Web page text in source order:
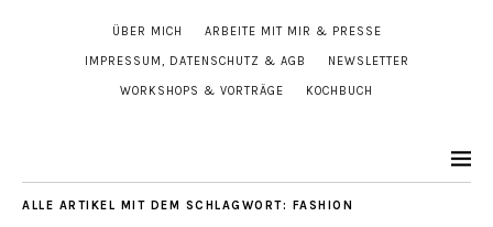
ÜBER MICH ARBEITE MIT MIR & PRESSE
IMPRESSUM, DATENSCHUTZ & AGB NEWSLETTER
WORKSHOPS & VORTRÄGE KOCHBUCH
ALLE ARTIKEL MIT DEM SCHLAGWORT: FASHION